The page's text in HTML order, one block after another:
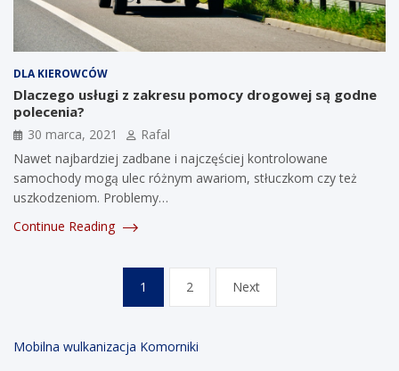
DLA KIEROWCÓW
Dlaczego usługi z zakresu pomocy drogowej są godne
polecenia?
30 marca, 2021
Rafal
Nawet najbardziej zadbane i najczęściej kontrolowane
samochody mogą ulec różnym awariom, stłuczkom czy też
uszkodzeniom. Problemy…
Continue Reading
Stronicowanie
1 2 Next
Mobilna wulkanizacja Komorniki